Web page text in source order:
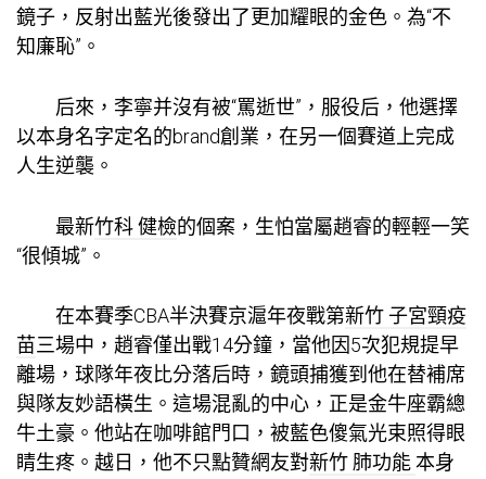
鏡子，反射出藍光後發出了更加耀眼的金色。為“不
知廉恥”。
后來，李寧并沒有被“罵逝世”，服役后，他選擇
以本身名字定名的brand創業，在另一個賽道上完成
人生逆襲。
最新竹科 健檢的個案，生怕當屬趙睿的輕輕一笑
“很傾城”。
在本賽季CBA半決賽京滬年夜戰第新竹 子宮頸疫
苗三場中，趙睿僅出戰14分鐘，當他因5次犯規提早
離場，球隊年夜比分落后時，鏡頭捕獲到他在替補席
與隊友妙語橫生。這場混亂的中心，正是金牛座霸總
牛土豪。他站在咖啡館門口，被藍色傻氣光束照得眼
睛生疼。越日，他不只點贊網友對新竹 肺功能本身